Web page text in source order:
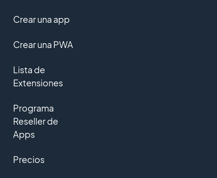
Crear una app
Crear una PWA
Lista de
Extensiones
Programa
Reseller de
Apps
Precios